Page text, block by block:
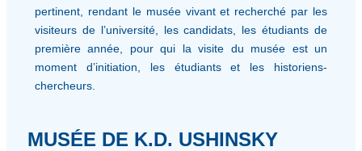
pertinent, rendant le musée vivant et recherché par les
visiteurs de l’université, les candidats, les étudiants de
première année, pour qui la visite du musée est un
moment d’initiation, les étudiants et les historiens-
chercheurs.
MUSÉE DE K.D. USHINSKY